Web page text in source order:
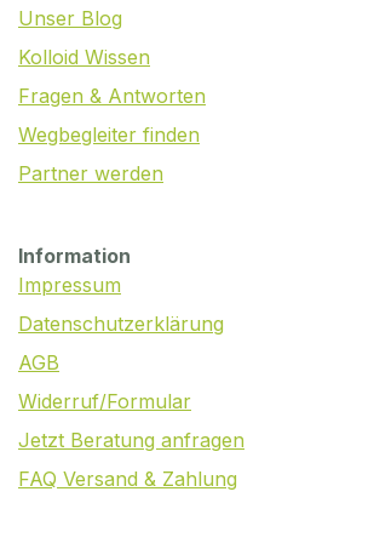
Unser Blog
Kolloid Wissen
Fragen & Antworten
Wegbegleiter finden
Partner werden
Information
Impressum
Datenschutzerklärung
AGB
Widerruf/Formular
Jetzt Beratung anfragen
FAQ Versand & Zahlung